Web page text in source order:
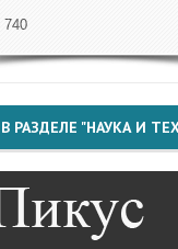
740
РАЗДЕЛЕ "НАУКА И